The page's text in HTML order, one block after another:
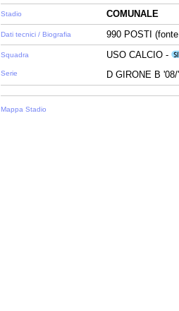
Stadio COMUNALE
Dati tecnici / Biografia 990 POSTI
Squadra
Serie
USO CALCIO -
D GIRONE B '08/
Mappa Stadio